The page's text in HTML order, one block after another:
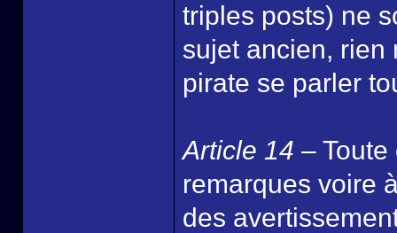
triples posts) ne
sujet ancien, rien
pirate se parler
Article 14 –
remarques voire
des